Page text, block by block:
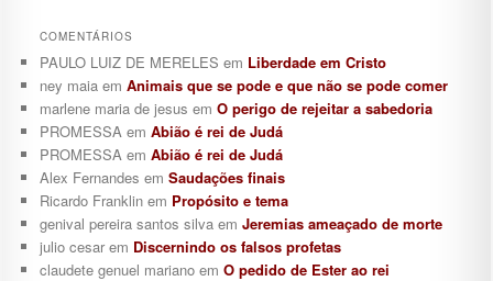
COMENTÁRIOS
PAULO LUIZ DE MERELES em Liberdade em Cristo
ney maiaem Animais que se pode e que não se pode comer
marlene maria de jesus em O perigo de rejeitar a sabedoria
PROMESSA em Abião é rei de Judá
PROMESSA em Abião é rei de Judá
Alex Fernandes em Saudações finais
Ricardo Franklinem Propósito e tema
genival pereira santos silvaem Jeremias ameaçado de morte
julio cesarem Discernindo os falsos profetas
claudete genuel marianoem O pedido de Ester ao rei